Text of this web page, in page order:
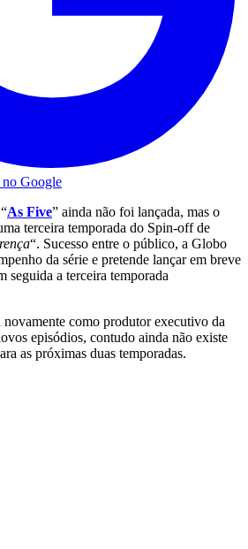
no Google
As Five” ainda não foi lançada, mas o
terceira temporada do Spin-off de
“. Sucesso entre o público, a Globo
da série e pretende lançar em breve
seguida a terceira temporada
novamente como produtor executivo da
episódios, contudo ainda não existe
as próximas duas temporadas.